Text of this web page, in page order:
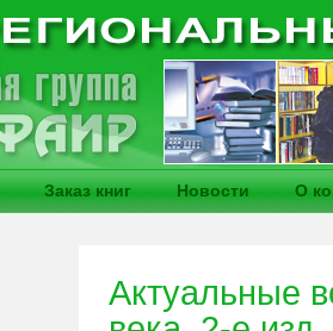
Заказ книг Новости О
Актуальные